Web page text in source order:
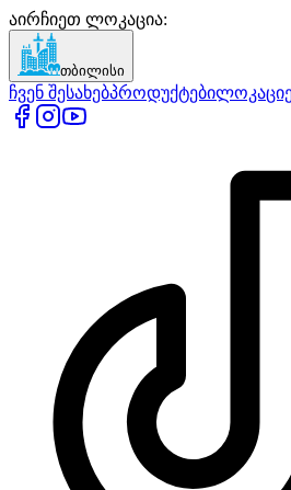
აირჩიეთ ლოკაცია:
თბილისი
ჩვენ შესახებპროდუქტები